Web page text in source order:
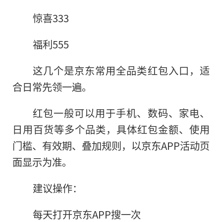
惊喜333
福利555
这几个是京东常用全品类红包入口，适
合日常先领一遍。
红包一般可以用于手机、数码、家电、
日用百货等多个品类，具体红包金额、使用
门槛、有效期、叠加规则，以京东APP活动页
面显示为准。
建议操作：
每天打开京东APP搜一次